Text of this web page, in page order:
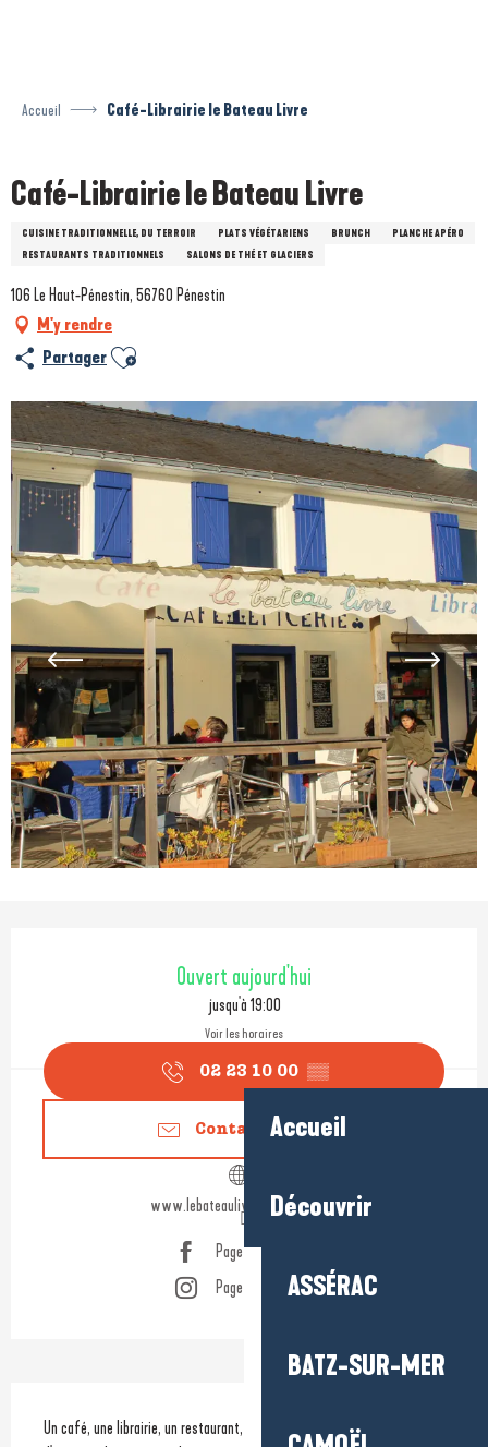
Accueil
Découvrir
ASSÉRAC
BATZ-SUR-MER
Accueil Café-Librairie le Bateau Livre
Café-Librairie le Bateau Livre
CUISINE TRADITIONNELLE, DU TERROIR PLATS VÉGÉTARIENS BRUNCH
PLANCHE APÉRO
RESTAURANTS TRADITIONNELS
SALONS DE THÉ ET GLACIERS
106 Le Haut-Pénestin, 56760 Pénestin
M'y rendre
Partager Ajouter aux favoris
Ouverture et coordonnées
Ouvert aujourd'hui
jusqu'à 19:00
Voir les horaires
02 23 10 00 ▒▒
Contactez-nous
www.lebateaulivre-penestin.com
Page Facebook
Page Instagram
Description
Un café, une librairie, un restaurant, des apéro-concerts, des rencontres